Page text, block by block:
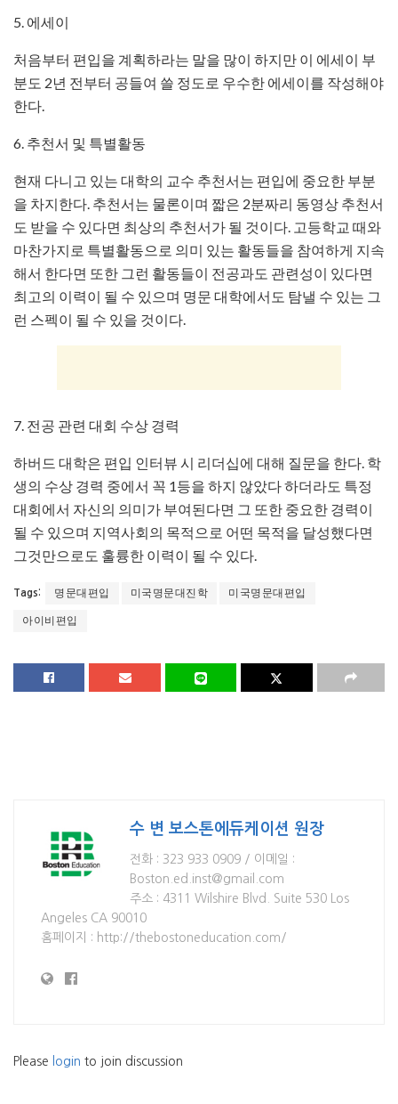
5. 에세이
처음부터 편입을 계획하라는 말을 많이 하지만 이 에세이 부
분도 2년 전부터 공들여 쓸 정도로 우수한 에세이를 작성해야
한다.
6. 추천서 및 특별활동
현재 다니고 있는 대학의 교수 추천서는 편입에 중요한 부분
을 차지한다. 추천서는 물론이며 짧은 2분짜리 동영상 추천서
도 받을 수 있다면 최상의 추천서가 될 것이다. 고등학교 때와
마찬가지로 특별활동으로 의미 있는 활동들을 참여하게 지속
해서 한다면 또한 그런 활동들이 전공과도 관련성이 있다면
최고의 이력이 될 수 있으며 명문 대학에서도 탐낼 수 있는 그
런 스펙이 될 수 있을 것이다.
7. 전공 관련 대회 수상 경력
하버드 대학은 편입 인터뷰 시 리더십에 대해 질문을 한다. 학
생의 수상 경력 중에서 꼭 1등을 하지 않았다 하더라도 특정
대회에서 자신의 의미가 부여된다면 그 또한 중요한 경력이
될 수 있으며 지역사회의 목적으로 어떤 목적을 달성했다면
그것만으로도 훌륭한 이력이 될 수 있다.
Tags: 명문대편입 미국명문대진학 미국명문대편입
아이비편입
수 변 보스톤에듀케이션 원장
전화 : 323 933 0909 / 이메일 :
Boston.ed.inst@gmail.com
주소 : 4311 Wilshire Blvd. Suite 530 Los
Angeles CA 90010
홈페이지 : http://thebostoneducation.com/
Please login to join discussion